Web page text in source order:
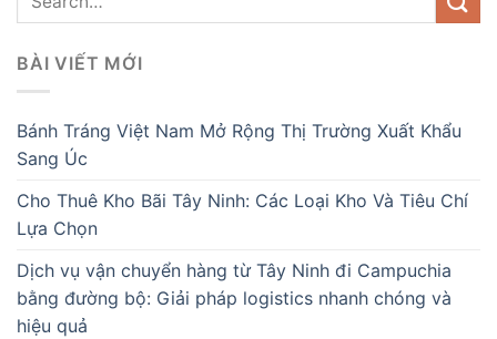
BÀI VIẾT MỚI
Bánh Tráng Việt Nam Mở Rộng Thị Trường Xuất Khẩu
Sang Úc
Cho Thuê Kho Bãi Tây Ninh: Các Loại Kho Và Tiêu Chí
Lựa Chọn
Dịch vụ vận chuyển hàng từ Tây Ninh đi Campuchia
bằng đường bộ: Giải pháp logistics nhanh chóng và
hiệu quả